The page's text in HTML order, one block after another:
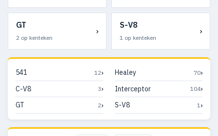
GT
2 op kenteken
›
S-V8
1 op kenteken
›
541 12›
C-V8 3›
GT 2›
Healey 70›
Interceptor 104›
S-V8 1 ›